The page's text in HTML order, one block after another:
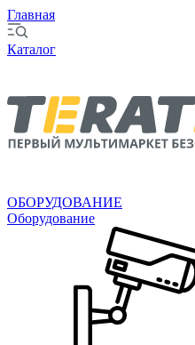
Главная
Каталог
ОБОРУДОВАНИЕ
Оборудование